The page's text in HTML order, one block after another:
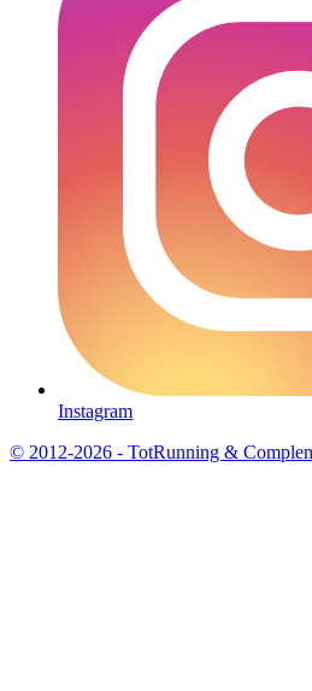
Instagram
© 2012-2026 - TotRunning &